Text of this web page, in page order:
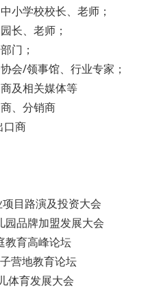
小学校校长、老师；
长、老师；
门；
会/领事馆、行业专家；
及相关媒体等
、分销商
口商
演及投资大会
牌加盟发展大会
育高峰论坛
地教育论坛
发展大会